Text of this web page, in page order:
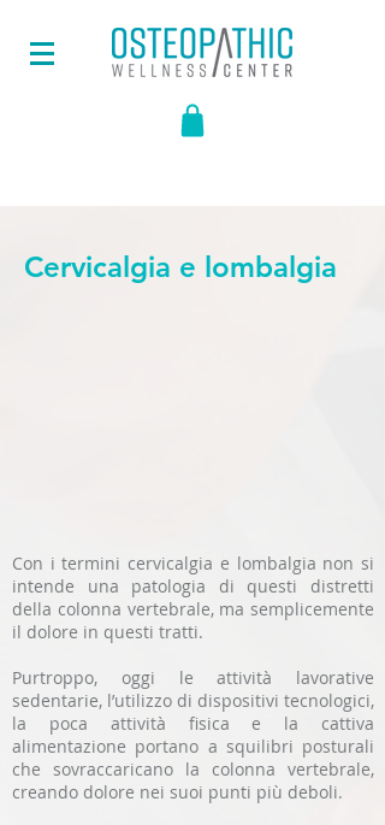
Cervicalgia e lombalgia
Con i termini cervicalgia e lombalgia non si
intende una patologia di questi distretti
della colonna vertebrale, ma semplicemente
il dolore in questi tratti.
Purtroppo, oggi le attività lavorative
sedentarie, l’utilizzo di dispositivi tecnologici,
la poca attività fisica e la cattiva
alimentazione portano a squilibri posturali
che sovraccaricano la colonna vertebrale,
creando dolore nei suoi punti più deboli.